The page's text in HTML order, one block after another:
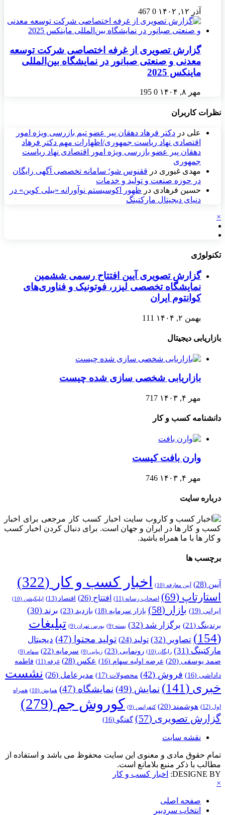
آذر ۱۲, ۱۴۰۲ 0
467
گزارش تصویری از غرفه‌ اختصاصی شرکت توسعه
معدنی و صنعتی صبانور در نمایشگاه بین‌المللی
ماینکس 2025
مهر ۸, ۱۴۰۴ 0
195
نظرات کاربران
علی در دکتر فرهاد دهقان پیر عضو تيم بازرسی ويژه امور
اقتصادی نهاد رياست جمهوری/اظهارات مهم دکتر فرهاد
دهقان پیر عضو بازرسی ویژه امور اقتصادی نهاد ریاست
جمهوری
مهدی غیوری در ققنوس شو؛ سامانه تخصصی آگهی رایگان
در حوزه صنعت و تولید و خدمات
حسین فرهادی در ظهور اکوسیستم نوآورانه «بیلی کوین» در
دنیای دیجیتال مارکتینگ
×
تکنولوژی
گزارش تصویری آیین افتتاح رسمی ششمین
نمایشگاه تخصصی لیزر، فوتونیک و فناوری‌های
کوانتوم ایران
بهمن ۲, ۱۴۰۴ 111
بازاریابی دیجیتال
بازاریابی شخصی سازی شده چیست
مهر ۴, ۱۴۰۳ 717
دانشنامه کسب و کار
وارن بافت کیست
مهر ۴, ۱۴۰۳ 746
درباره سایت
وب سایت اخبار کسب کار مرجعی برای اخبار
کسب و کار ها در ایران و جهان است. برای دنبال کردن اخبار کسب
و کار ها با ما همراه باشید.
برچسب ها
آیین (28) آیین معارفه (10) اخبار کسب و کار (322)
استارتاپ (69) اصحاب رسانه (11) افتتاح (26) اقتصاد (13) اپلیکیشن (10)
ایرانی (19) بازار (58) بازار سرمایه (18) بازدید (23) برند (30)
برندینگ (21) برگزار شد (32) بسته (9) بورس تهران (9)
تبلیغات
(154)
تصاویر (32) تولید (24) تولید محتوا (47)
دیجیتال
مارکتینگ (31) رایگان (10) رونمایی (23) زیبایی (9) سرمایه (22) سهام (9)
صمد یوسفی (20) عرضه اولیه سهام (16) عکس (28) غرفه (11)
فاطمه
داداشی (16) فروش (42) محصولات (17) مدیرعامل (26)
نشست
خبری (141) نمایش (49) نمایشگاه (47) همایش (10) همراه
اول (12) هوشمند (20) کنفرانس (9) کوروش جم (279)
گزارش تصویری (57) گفتگو (16)
نقشه سایت
تمام حقوق مادی و معنوی این سایت محفوظ می باشد و استفاده از
مطالب با ذکر منبع بلامانع است.
DESIGNE BY:
اخبار کسب و کار
×
صفحه اصلی
انتخاب سردبیر